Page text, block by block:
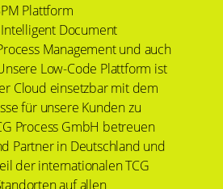
Plattform
Document
Management und auch
Low-Code Plattform ist
Cloud einsetzbar mit dem
für unsere Kunden zu
Process GmbH betreuen
Partner in Deutschland und
der internationalen TCG
auf allen